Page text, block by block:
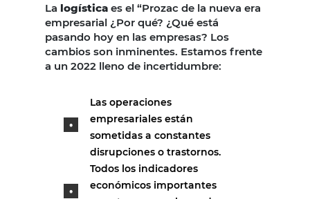
La logística es el “Prozac de la nueva era
empresarial ¿Por qué? ¿Qué está
pasando hoy en las empresas? Los
cambios son inminentes. Estamos frente
a un 2022 lleno de incertidumbre:
Las operaciones
empresariales están
sometidas a constantes
disrupciones o trastornos.
Todos los indicadores
económicos importantes